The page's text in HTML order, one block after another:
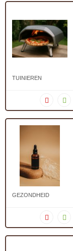
TUINIEREN
GEZONDHEID